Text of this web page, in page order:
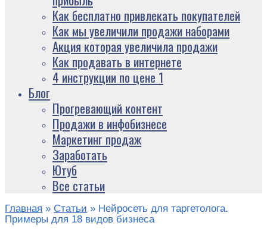
Как бесплатно привлекать покупателей
Как мы увеличили продажи наборами
Акция которая увеличила продажи
Как продавать в интернете
4 инструкции по цене 1
Блог
Прогревающий контент
Продажи в инфобизнесе
Маркетинг продаж
Заработать
Ютуб
Все статьи
Главная » Статьи » Нейросеть для таргетолога.
Примеры для 18 видов бизнеса